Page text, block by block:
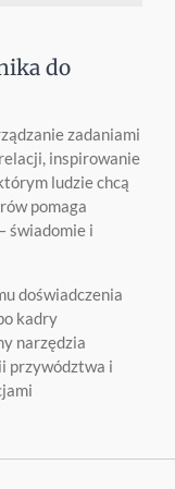
do
zadaniami
inspirowanie
ludzie chcą
pomaga
świadomie i
doświadczenia
kadry
narzędzia
przywództwa i